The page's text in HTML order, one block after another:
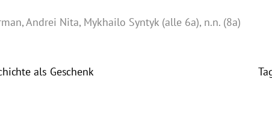
Andrei Nita, Mykhailo Syntyk (alle 6a), n.n. (8a)
als Geschenk